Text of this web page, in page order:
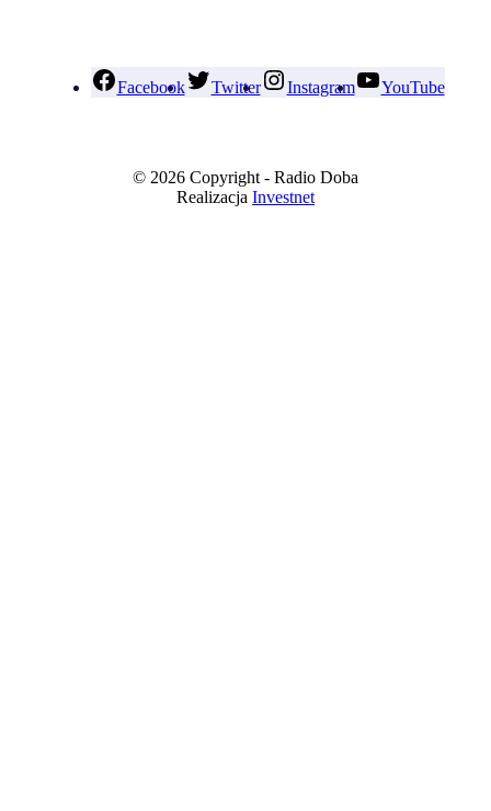
Facebook Twitter Instagram YouTube
© 2026 Copyright - Radio Doba
Realizacja Investnet